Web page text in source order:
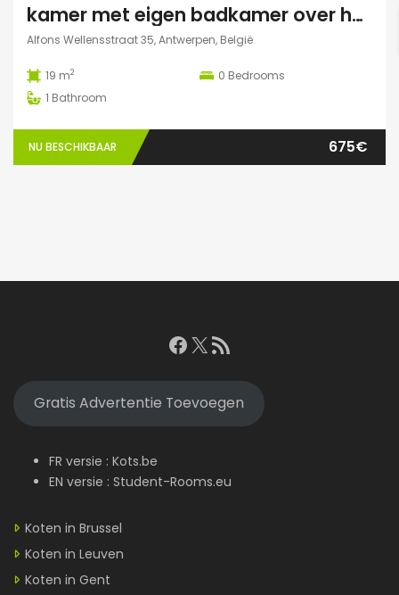
kamer met eigen badkamer over het park
Alfons Wellensstraat 35, Antwerpen, België
19 m2 0 Bedrooms
1 Bathroom
NU BESCHIKBAAR 675€
Facebook
X RSS feed
Gratis Advertentie Toevoegen
FR versie : Kots.be
EN versie : Student-Rooms.eu
Koten in Brussel
Koten in Leuven
Koten in Gent